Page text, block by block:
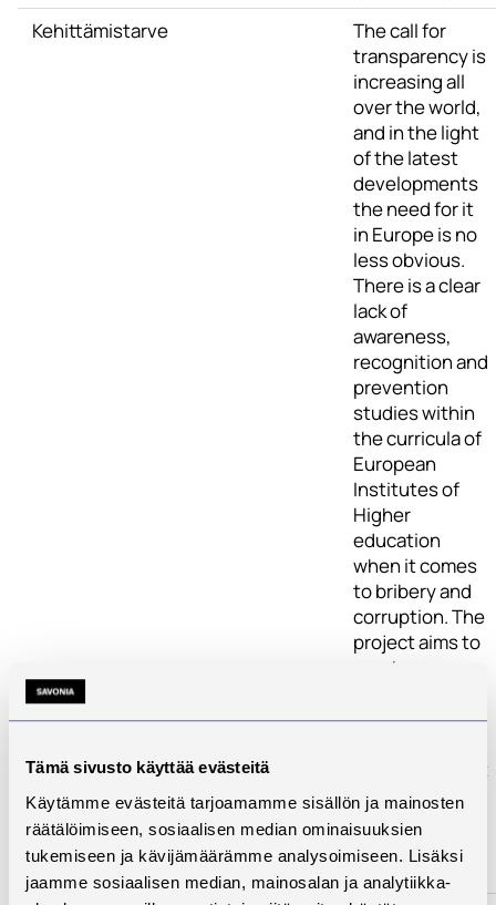
Tämä sivusto käyttää evästeitä
Käytämme evästeitä tarjoamamme sisällön ja mainosten
räätälöimiseen, sosiaalisen median ominaisuuksien
tukemiseen ja kävijämäärämme analysoimiseen. Lisäksi
jaamme sosiaalisen median, mainosalan ja analytiikka-
Kehittämistarve
The call for
transparency is
increasing all
over the world,
and in the light
of the latest
developments
the need for it
in Europe is no
less obvious.
There is a clear
lack of
awareness,
recognition and
prevention
studies within
the curricula of
European
Institutes of
Higher
education
when it comes
to bribery and
corruption. The
project aims to
create
learning
in ensuring that
sufficient
attention has
been given to
the issues.